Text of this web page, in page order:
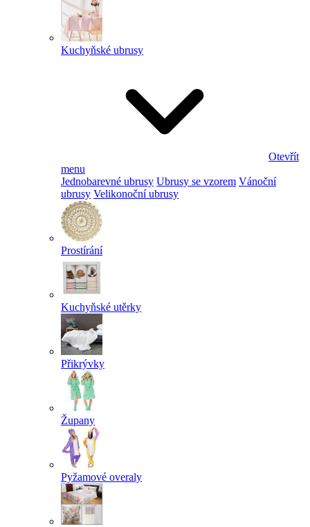
Kuchyňské ubrusy
Otevřít
menu
Jednobarevné ubrusy Ubrusy se vzorem Vánoční
ubrusy Velikonoční ubrusy
Prostírání
Kuchyňské utěrky
Přikrývky
Župany
Pyžamové overaly